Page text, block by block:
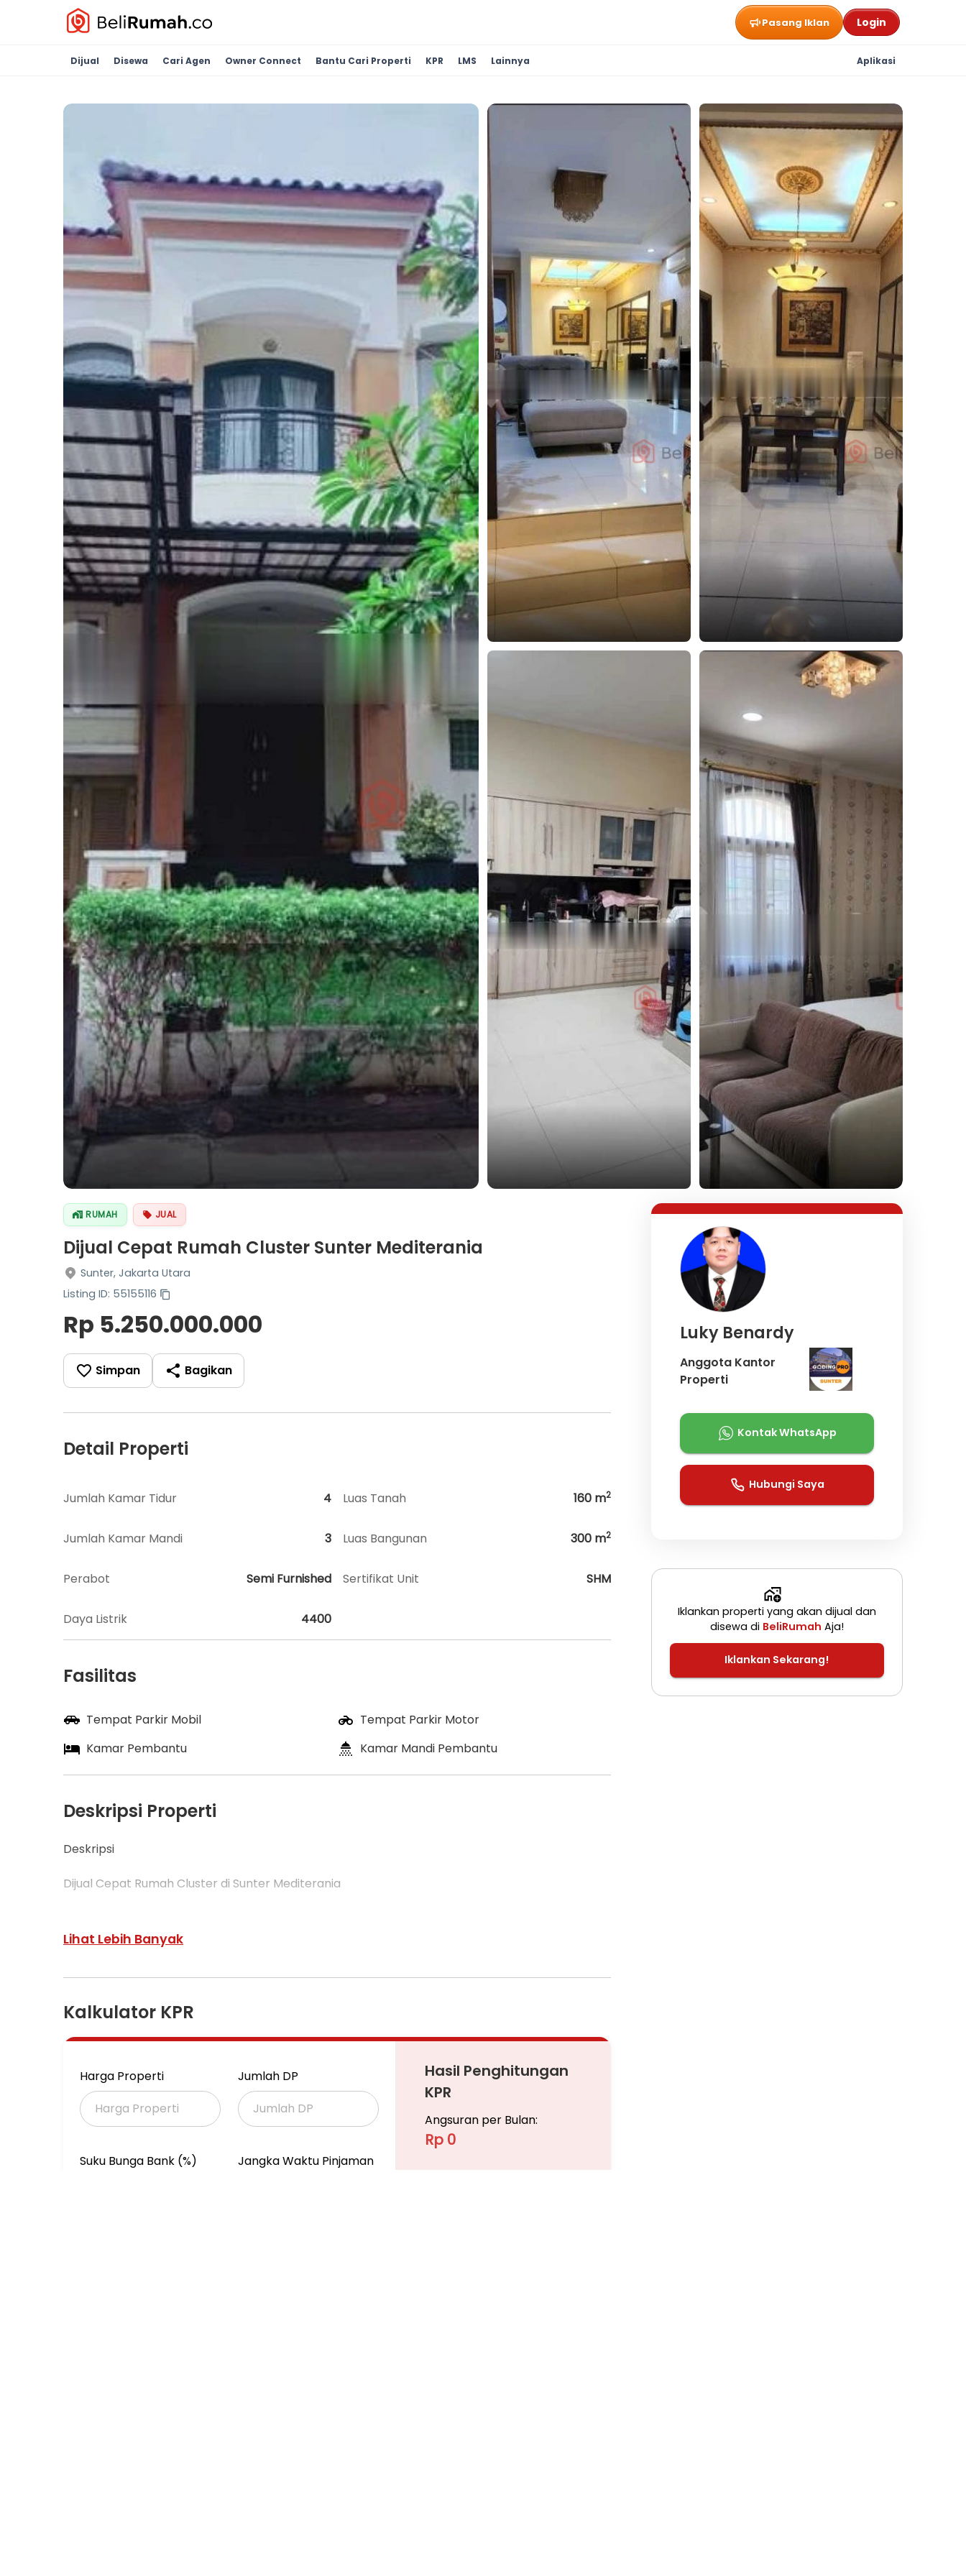
Pasang Iklan Login
Dijual Disewa Cari Agen Owner Connect Bantu Cari Properti KPR LMS Lainnya Aplikasi
RUMAH JUAL
Dijual Cepat Rumah Cluster Sunter Mediterania
Sunter, Jakarta Utara
Listing ID: 55155116
Rp 5.250.000.000
Simpan Bagikan
Detail Properti
Jumlah Kamar Tidur 4 Luas Tanah 160 m2
Jumlah Kamar Mandi 3 Luas Bangunan 300 m2
Perabot Semi Furnished Sertifikat Unit SHM
Daya Listrik 4400
Fasilitas
Tempat Parkir Mobil
Tempat Parkir Motor
Kamar Pembantu
Kamar Mandi Pembantu
Deskripsi Properti
Deskripsi
Dijual Cepat Rumah Cluster di Sunter Mediterania
Luas tanah 8x20
Luas bangunan 300
Kamar mandi 4
Semi furnished
Lihat Lebih Banyak
Kalkulator KPR
Harga Properti Jumlah DP
Suku Bunga Bank (%)
Jangka Waktu Pinjaman
Hasil Penghitungan
KPR
Angsuran per Bulan:
Rp 0
Luky Benardy
Anggota Kantor
Properti
Kontak WhatsApp
Hubungi Saya
Iklankan properti yang akan dijual dan
disewa di BeliRumah Aja!
Iklankan Sekarang!